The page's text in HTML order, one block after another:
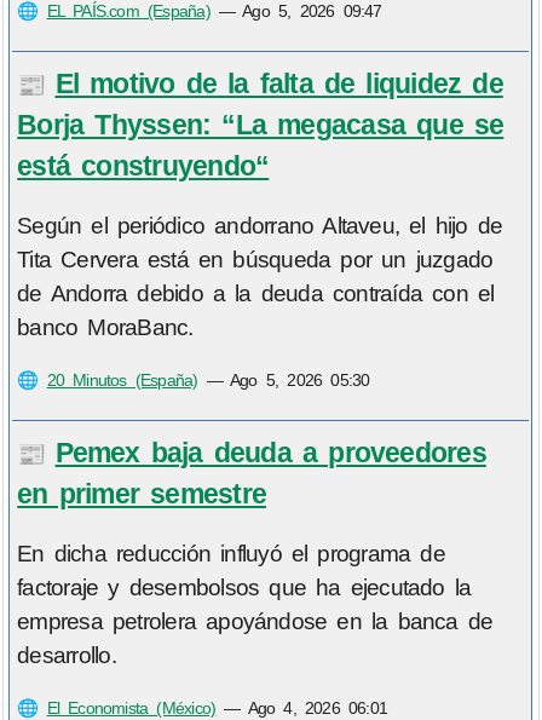
🌐 EL PAÍS.com (España)—Ago 5, 2026 09:47
📰 El motivo de la falta de liquidez de
Borja Thyssen: “La megacasa que se
está construyendo“
Según el periódico andorrano Altaveu, el hijo de
Tita Cervera está en búsqueda por un juzgado
de Andorra debido a la deuda contraída con el
banco MoraBanc.
🌐 20 Minutos (España) —Ago 5, 2026 05:30
📰 Pemex baja deuda a proveedores
en primer semestre
En dicha reducción influyó el programa de
factoraje y desembolsos que ha ejecutado la
empresa petrolera apoyándose en la banca de
desarrollo.
🌐 El Economista (México) — Ago 4, 2026 06:01